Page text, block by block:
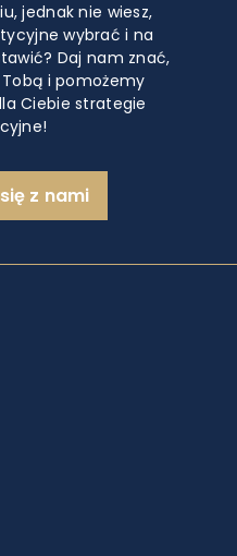
jednak nie wiesz,
wybrać i na
Daj nam znać,
i pomożemy
Ciebie strategie
z nami